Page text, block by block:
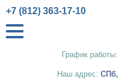
График работы:
+7 (812) 363-17-10
Наш адрес: СПб,